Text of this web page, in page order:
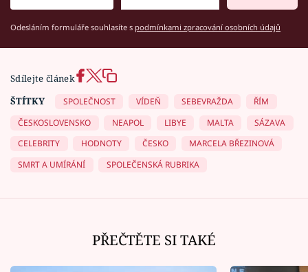
Odesláním formuláře souhlasíte s podmínkami zpracování osobních údajů
Sdílejte článek
ŠTÍTKY
SPOLEČNOST VÍDEŇ SEBEVRAŽDA
ŘÍM
ČESKOSLOVENSKO
NEAPOL LIBYE MALTA
SÁZAVA
CELEBRITY
HODNOTY ČESKO
MARCELA BŘEZINOVÁ
SMRT A UMÍRÁNÍ
SPOLEČENSKÁ RUBRIKA
PŘEČTĚTE SI TAKÉ